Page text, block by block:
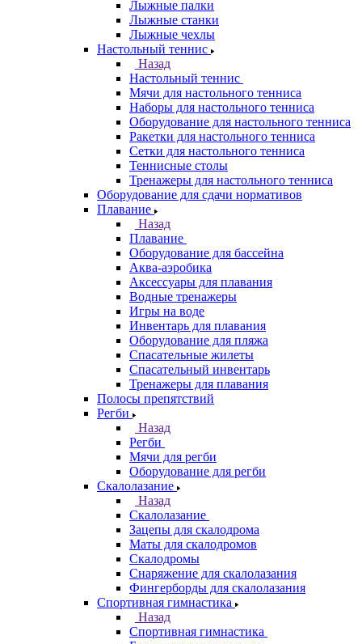
Лыжные палки
Лыжные станки
Лыжные чехлы
Настольный теннис
Назад
Настольный теннис
Мячи для настольного тенниса
Наборы для настольного тенниса
Оборудование для настольного тенниса
Ракетки для настольного тенниса
Сетки для настольного тенниса
Теннисные столы
Тренажеры для настольного тенниса
Оборудование для сдачи нормативов
Плавание
Назад
Плавание
Оборудование для бассейна
Аква-аэробика
Аксессуары для плавания
Водные тренажеры
Игры на воде
Инвентарь для плавания
Оборудование для пляжа
Спасательные жилеты
Спасательный инвентарь
Тренажеры для плавания
Полосы препятствий
Регби
Назад
Регби
Мячи для регби
Оборудование для регби
Скалолазание
Назад
Скалолазание
Зацепы для скалодрома
Маты для скалодромов
Скалодромы
Снаряжение для скалолазания
Фингерборды для скалолазания
Спортивная гимнастика
Назад
Спортивная гимнастика